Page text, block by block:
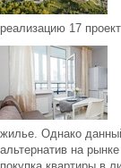
реализацию 17
жилье. Однако
альтернатив на